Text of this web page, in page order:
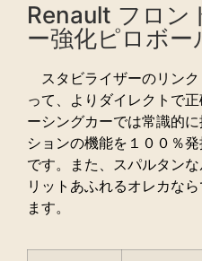
Renault フロン
ー強化ピロボー
スタビライザーのリンク
って、よりダイレクトで
ーシングカーでは常識的
ションの機能を１００％
です。また、スパルタン
リットあふれるオレカな
ます。